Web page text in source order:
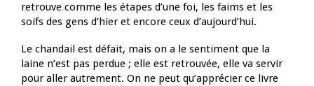
retrouve comme les étapes d’une foi, les faims et les
soifs des gens d’hier et encore ceux d’aujourd’hui.
Le chandail est défait, mais on a le sentiment que la
laine n’est pas perdue ; elle est retrouvée, elle va servir
pour aller autrement. On ne peut qu’apprécier ce livre